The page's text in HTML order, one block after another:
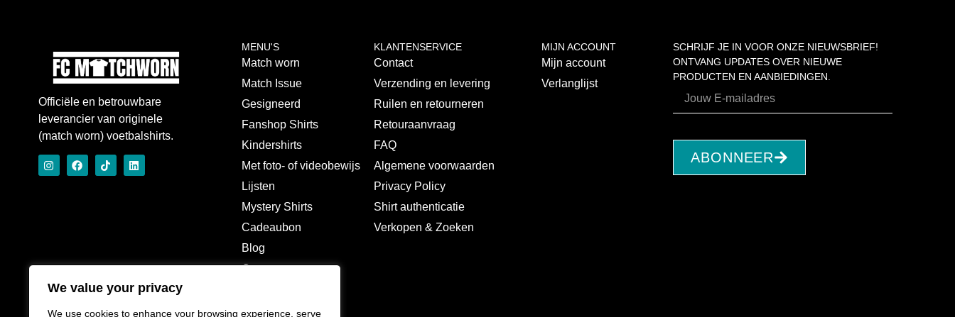
We value your privacy
We use cookies to enhance your browsing experience, serve
Officiële en betrouwbare
leverancier van originele
(match worn) voetbalshirts.
MENU'S
Match worn
Match Issue
Gesigneerd
Fanshop Shirts
Kindershirts
Met foto- of videobewijs
Lijsten
Mystery Shirts
Cadeaubon
Blog
Over
KLANTENSERVICE
Contact
Verzending en levering
Ruilen en retourneren
Retouraanvraag
FAQ
Algemene voorwaarden
Privacy Policy
Shirt authenticatie
Verkopen & Zoeken
MIJN ACCOUNT
Mijn account
Verlanglijst
SCHRIJF JE IN VOOR ONZE NIEUWSBRIEF!
ONTVANG UPDATES OVER NIEUWE
PRODUCTEN EN AANBIEDINGEN.
ABONNEER